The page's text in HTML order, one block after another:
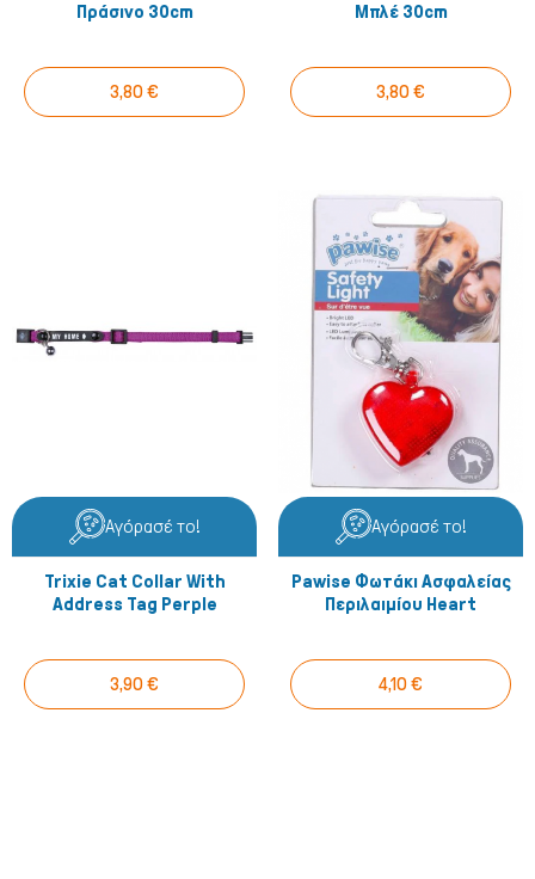
Πράσινο 30cm
3,80 €
Μπλέ 30cm
3,80 €
Αγόρασέ το!
Trixie Cat Collar With
Address Tag Perple
3,90 €
Αγόρασέ το!
Pawise Φωτάκι Ασφαλείας
Περιλαιμίου Ηeart
4,10 €